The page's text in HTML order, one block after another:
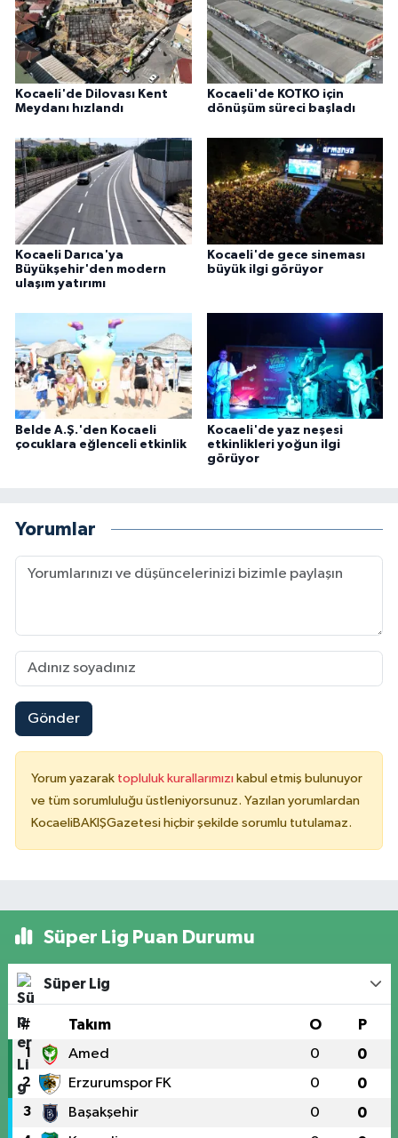
Kocaeli'de Dilovası Kent
Meydanı hızlandı
Kocaeli'de KOTKO için
dönüşüm süreci başladı
Kocaeli Darıca'ya
Büyükşehir'den modern
ulaşım yatırımı
Kocaeli'de gece sineması
büyük ilgi görüyor
Belde A.Ş.'den Kocaeli
çocuklara eğlenceli etkinlik
Kocaeli'de yaz neşesi
etkinlikleri yoğun ilgi
görüyor
Yorumlar
Gönder
Yorum yazarak topluluk kurallarımızı kabul etmiş bulunuyor
ve tüm sorumluluğu üstleniyorsunuz. Yazılan yorumlardan
KocaeliBAKIŞGazetesi hiçbir şekilde sorumlu tutulamaz.
Süper Lig Puan Durumu
Süper Lig
# Takım O P
1 Amed 0 0
2 Erzurumspor FK 0 0
3 Başakşehir 0 0